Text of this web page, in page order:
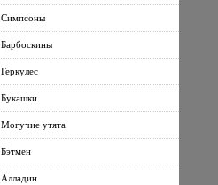
Симпсоны
Барбоскины
Геркулес
Букашки
Могучие утята
Бэтмен
Алладин